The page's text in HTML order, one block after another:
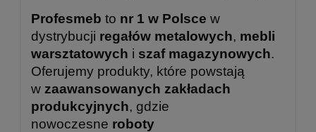
Profesmeb to nr 1 w Polsce w
dystrybucji regałów metalowych, mebli
warsztatowych i szaf magazynowych.
Oferujemy produkty, które powstają
w zaawansowanych zakładach
produkcyjnych, gdzie
nowoczesne roboty